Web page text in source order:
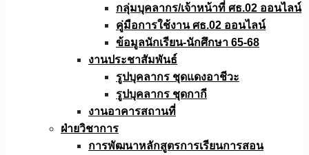
กลุ่มบุคลากร/เจ้าหน้าที่ ศธ.02 ออนไลน์
คู่มือการใช้งาน ศธ.02 ออนไลน์
ข้อมูลนักเรียน-นักศึกษา 65-68
งานประชาสัมพันธ์
รูปบุคลากร ชุดแดงอาชีวะ
รูปบุคลากร ชุดกากี
งานอาคารสถานที่
ฝ่ายวิชาการ
การพัฒนาหลักสูตรการเรียนการสอน